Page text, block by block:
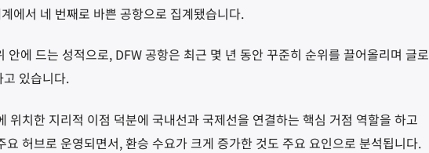
에서 네 번째로 바쁜 공항으로 집계됐습니다.
안에 드는 성적으로, DFW공항은 최근 몇 년 동안 꾸준히 순위를 끌어올리며 글로
있습니다.
위치한 지리적 이점 덕분에 국내선과 국제선을 연결하는 핵심 거점 역할을 하고
요 허브로 운영되면서,환승 수요가 크게 증가한 것도 주요 요인으로 분석됩니다.